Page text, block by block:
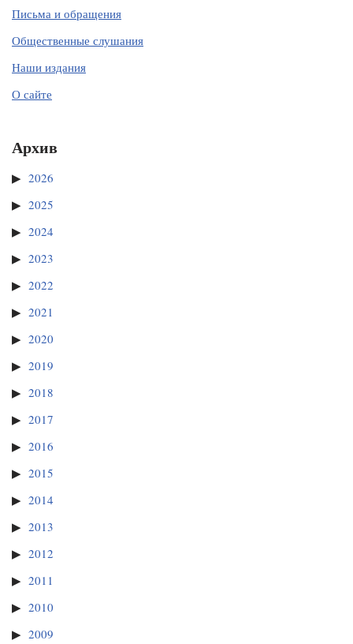
Письма и обращения
Общественные слушания
Наши издания
О сайте
Архив
2026
2025
2024
2023
2022
2021
2020
2019
2018
2017
2016
2015
2014
2013
2012
2011
2010
2009